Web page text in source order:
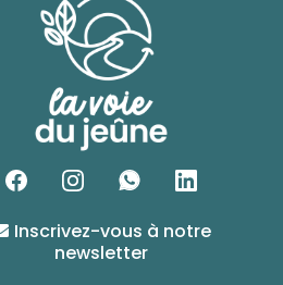
Inscrivez-vous à notre
newsletter